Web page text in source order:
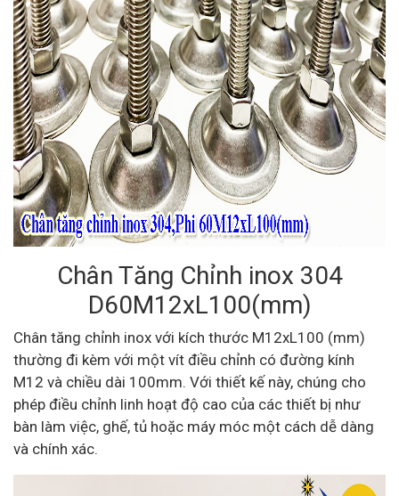
Chân Tăng Chỉnh inox 304
D60M12xL100(mm)
Chân tăng chỉnh inox với kích thước M12xL100 (mm)
thường đi kèm với một vít điều chỉnh có đường kính
M12 và chiều dài 100mm. Với thiết kế này, chúng cho
phép điều chỉnh linh hoạt độ cao của các thiết bị như
bàn làm việc, ghế, tủ hoặc máy móc một cách dễ dàng
và chính xác.